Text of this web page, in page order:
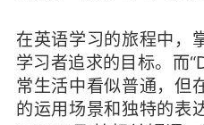
在英语学习的旅程中，
学习者追求的目标。而
常生活中看似普通，但
的运用场景和独特的表